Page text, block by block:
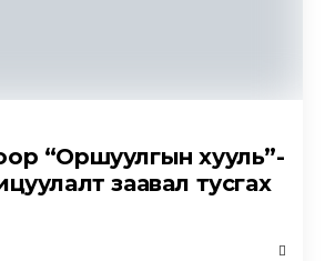
“Оршуулгын хууль”-
заавал тусгах